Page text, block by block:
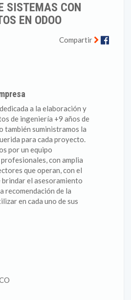
SISTEMAS CON
EN ODOO
Compartir
a la elaboración y
de ingeniería +9 años de
también suministramos la
para cada proyecto.
por un equipo
con amplia
que operan, con el
el asesoramiento
recomendación de la
en cada uno de sus